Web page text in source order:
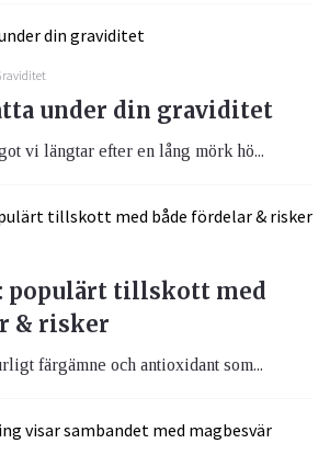
under din graviditet
vi längtar efter en lång mörk hö...
populärt tillskott med
& risker
färgämne och antioxidant som...